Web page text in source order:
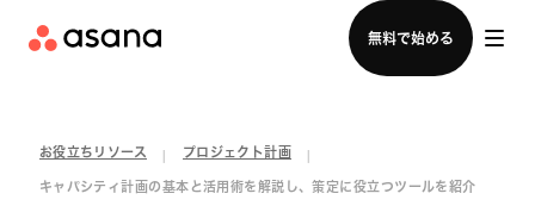
無料で始める
セールスチームに問い合わせる
お役立ちリソース プロジェクト計画
キャパシティ計画の基本と活用術を解説し、策定に役立つツールを紹介